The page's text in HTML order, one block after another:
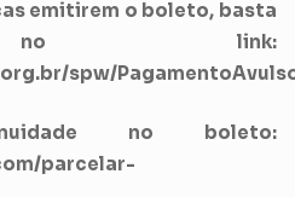
emitirem o boleto, basta
link:
spw/
no boleto:
parcelar-